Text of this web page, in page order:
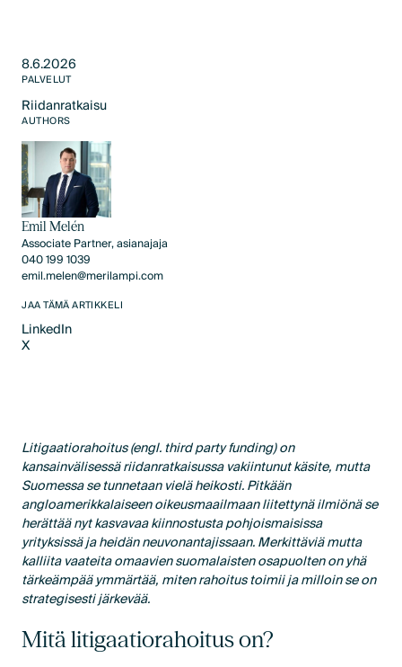
8.6.2026
PALVELUT
Riidanratkaisu
Text Link
AUTHORS
Emil Melén
Associate Partner, asianajaja
040 199 1039
emil.melen@merilampi.com
JAA TÄMÄ ARTIKKELI
LinkedIn
LinkedIn
X
Litigaatiorahoitus (engl. third party funding) on
kansainvälisessä riidanratkaisussa vakiintunut käsite, mutta
Suomessa se tunnetaan vielä heikosti. Pitkään
angloamerikkalaiseen oikeusmaailmaan liitettynä ilmiönä se
herättää nyt kasvavaa kiinnostusta pohjoismaisissa
yrityksissä ja heidän neuvonantajissaan. Merkittäviä mutta
kalliita vaateita omaavien suomalaisten osapuolten on yhä
tärkeämpää ymmärtää, miten rahoitus toimii ja milloin se on
strategisesti järkevää.
Mitä litigaatiorahoitus on?